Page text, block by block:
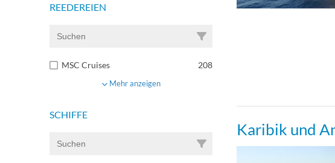
REEDEREIEN
MSC Cruises 208
Mehr anzeigen
SCHIFFE
Karibik und